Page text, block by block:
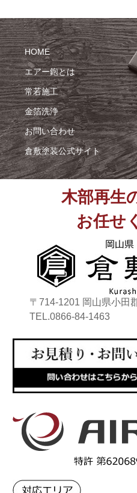
HOME
エアー鉋とは
常若施工
金箔洗浄
お問い合わせ
倉敷塗装公式サイト
木部再生
お任せ
〒714-1201 岡山県小田
TEL.0866-84-1463